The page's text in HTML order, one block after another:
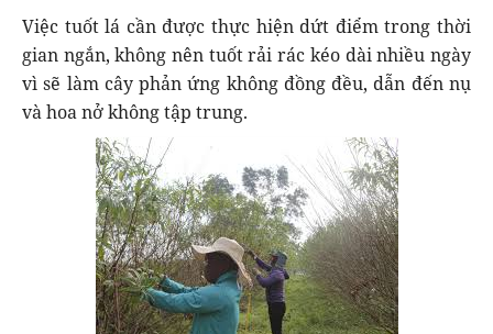
Việc tuốt lá cần được thực hiện dứt điểm trong thời
gian ngắn, không nên tuốt rải rác kéo dài nhiều ngày
vì sẽ làm cây phản ứng không đồng đều, dẫn đến nụ
và hoa nở không tập trung.